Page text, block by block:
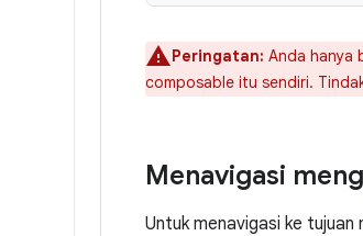
Peringatan: Anda hanya
composable itu sendiri.
Menavigasi
Untuk menavigasi ke